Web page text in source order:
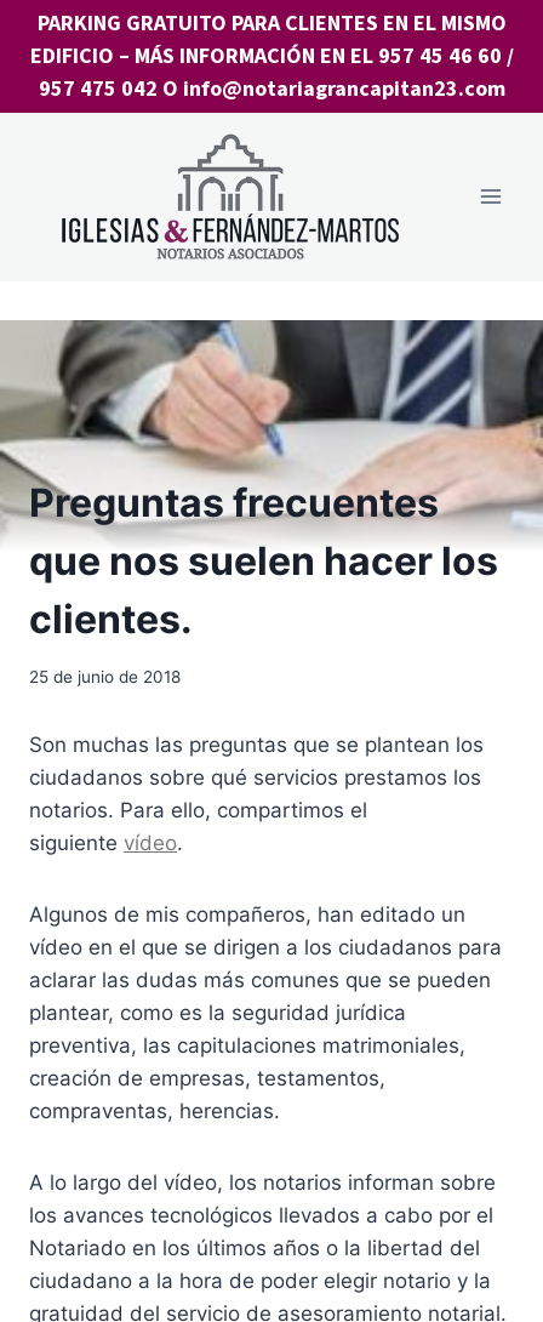
Saltar
contenido
PARKING GRATUITO PARA CLIENTES EN EL MISMO
EDIFICIO – MÁS INFORMACIÓN EN EL 957 45 46 60 /
957 475 042 O info@notariagrancapitan23.com
Preguntas frecuentes
que nos suelen hacer los
clientes.
25 de junio de 2018
Son muchas las preguntas que se plantean los
ciudadanos sobre qué servicios prestamos los
notarios. Para ello, compartimos el
siguiente vídeo.
Algunos de mis compañeros, han editado un
vídeo en el que se dirigen a los ciudadanos para
aclarar las dudas más comunes que se pueden
plantear, como es la seguridad jurídica
preventiva, las capitulaciones matrimoniales,
creación de empresas, testamentos,
compraventas, herencias.
A lo largo del vídeo, los notarios informan sobre
los avances tecnológicos llevados a cabo por el
Notariado en los últimos años o la libertad del
ciudadano a la hora de poder elegir notario y la
gratuidad del servicio de asesoramiento notarial.